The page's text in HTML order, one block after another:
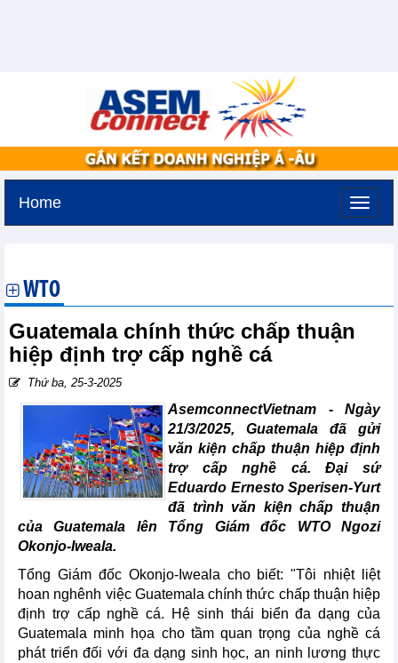
Home
WTO
Guatemala chính thức chấp thuận
hiệp định trợ cấp nghề cá
Thứ ba, 25-3-2025
AsemconnectVietnam - Ngày
21/3/2025, Guatemala đã gửi
văn kiện chấp thuận hiệp định
trợ cấp nghề cá. Đại sứ
Eduardo Ernesto Sperisen-Yurt
đã trình văn kiện chấp thuận
của Guatemala lên Tổng Giám đốc WTO Ngozi
Okonjo-Iweala.
Tổng Giám đốc Okonjo-Iweala cho biết: "Tôi nhiệt liệt
hoan nghênh việc Guatemala chính thức chấp thuận hiệp
định trợ cấp nghề cá. Hệ sinh thái biển đa dạng của
Guatemala minh họa cho tầm quan trọng của nghề cá
phát triển đối với đa dạng sinh học, an ninh lương thực